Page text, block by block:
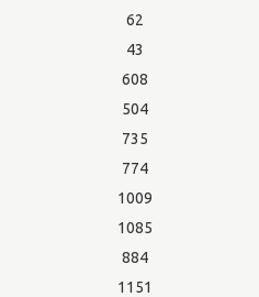
62
43
608
504
735
774
1009
1085
884
1151